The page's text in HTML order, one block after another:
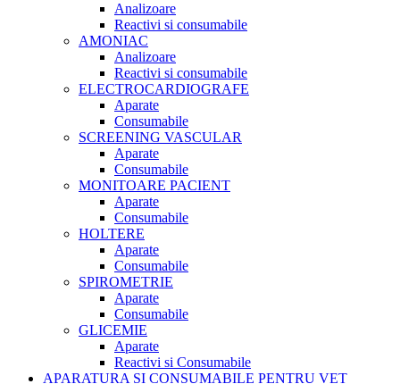
Analizoare
Reactivi si consumabile
AMONIAC
Analizoare
Reactivi si consumabile
ELECTROCARDIOGRAFE
Aparate
Consumabile
SCREENING VASCULAR
Aparate
Consumabile
MONITOARE PACIENT
Aparate
Consumabile
HOLTERE
Aparate
Consumabile
SPIROMETRIE
Aparate
Consumabile
GLICEMIE
Aparate
Reactivi si Consumabile
APARATURA SI CONSUMABILE PENTRU VET